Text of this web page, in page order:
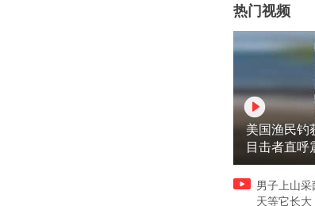
热门视频
美国渔民钓
目击者直呼
息）
男子上山采
天等它长